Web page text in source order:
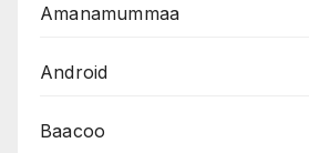
Amanamummaa
Android
Baacoo